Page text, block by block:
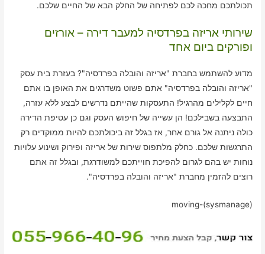
תכולתכם מחכה לכם לפתיחה של החלק הבא של החיים שלכם.
שירותי אריזה בפרדסיה למעבר דירה – אורזים
ופורקים ביום אחד
מדוע להשתמש בחברת "אריזה והובלה בפרדסיה"? בעזרת בית עסק
"אריזה והובלה בפרדסיה" אתם פשוט משדרגים את האופן בו אתם
חיים לקלילים מהרגיל! התעסקות שהייתם נדרשים לבצע ללא עזרה,
התבצעה בשבילכם! הן עשייה של חיפוש העסק וגם כן עטיפת הדירה
כולה ניתנה אל גורם אחר, אז בגלל זה ביכולתכם להיות ממוקדים רק
התרגשות שלכם. כחלק מלתפוס שירות של אריזה ופירוק ושינוע עלויות
נוחות יש בהם לגרום להפיכת חוייתכם למשודרגת, ובגלל זה אתם
רוצים להזמין מחברת "אריזה והובלה בפרדסיה".
moving-(sysmanage)